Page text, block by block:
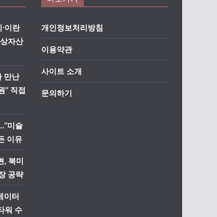
이란
자산
만난
” 직접
미슐
이유
, 북미
공략
이터
워 수
개인정보처리방침
이용약관
사이트 소개
문의하기